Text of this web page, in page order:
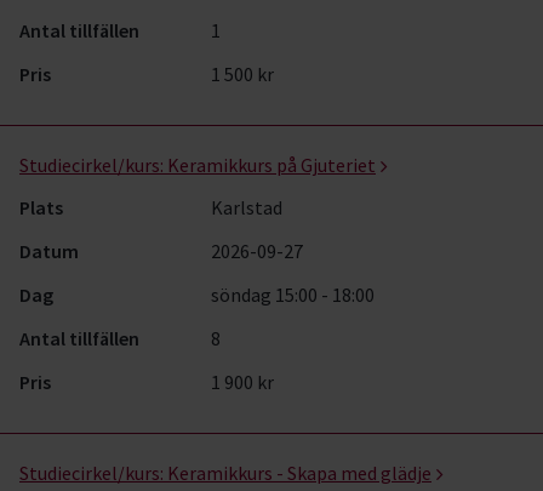
Antal tillfällen
1
Pris
1 500 kr
Studiecirkel/kurs: Keramikkurs på Gjuteriet
Plats
Karlstad
Datum
2026-09-27
Dag
söndag 15:00 - 18:00
Antal tillfällen
8
Pris
1 900 kr
Studiecirkel/kurs: Keramikkurs - Skapa med glädje